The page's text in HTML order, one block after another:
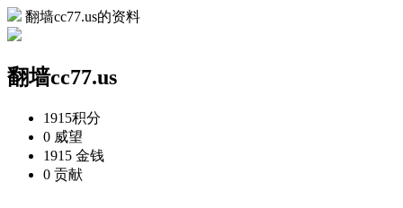
翻墙cc77.us的资料
翻墙cc77.us
1915积分
0 威望
1915 金钱
0 贡献